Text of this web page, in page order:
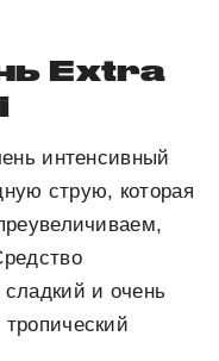
Extra
интенсивный
струю, которая
сладкий и очень